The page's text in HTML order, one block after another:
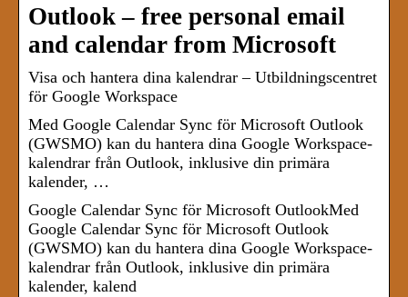
Outlook – free personal email
and calendar from Microsoft
Visa och hantera dina kalendrar – Utbildningscentret
för Google Workspace
Med Google Calendar Sync för Microsoft Outlook
(GWSMO) kan du hantera dina Google Workspace-
kalendrar från Outlook, inklusive din primära
kalender, …
Google Calendar Sync för Microsoft OutlookMed
Google Calendar Sync för Microsoft Outlook
(GWSMO) kan du hantera dina Google Workspace-
kalendrar från Outlook, inklusive din primära
kalender, kalend